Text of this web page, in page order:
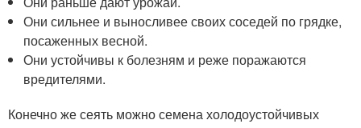
Они сильнее и выносливее своих соседей по грядке,
посаженных весной.
Они устойчивы к болезням и реже поражаются
вредителями.
Конечно же сеять можно семена холодоустойчивых